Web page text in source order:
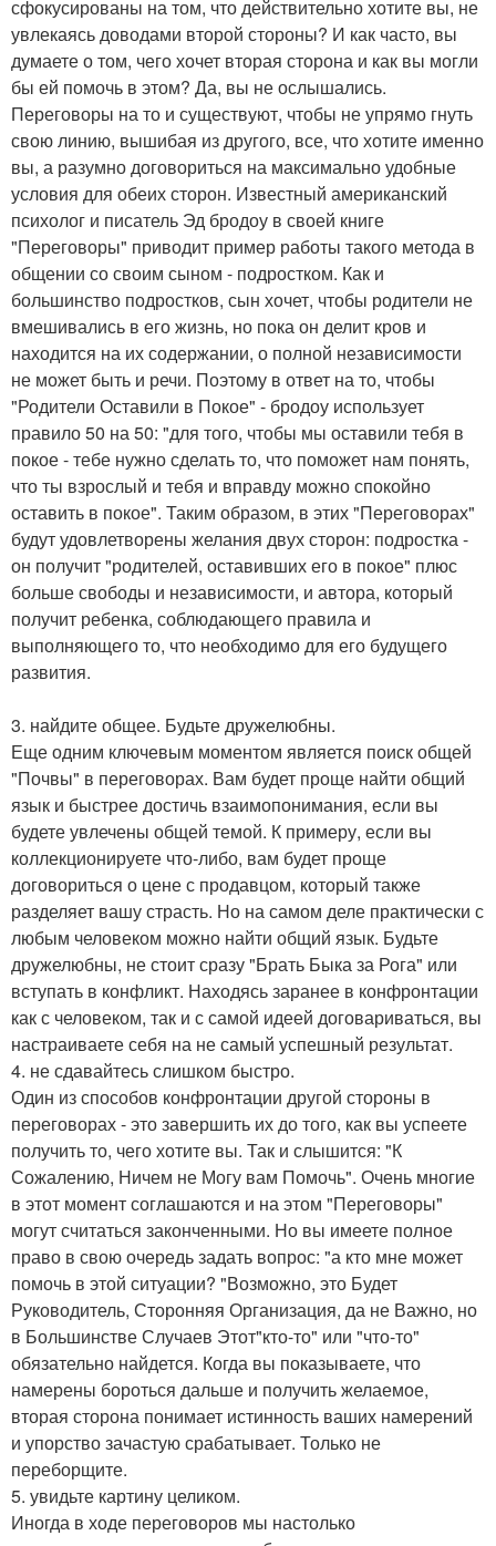
сфокусированы на том, что действительно хотите вы, не
увлекаясь доводами второй стороны? И как часто, вы
думаете о том, чего хочет вторая сторона и как вы могли
бы ей помочь в этом? Да, вы не ослышались.
Переговоры на то и существуют, чтобы не упрямо гнуть
свою линию, вышибая из другого, все, что хотите именно
вы, а разумно договориться на максимально удобные
условия для обеих сторон. Известный американский
психолог и писатель Эд бродоу в своей книге
"Переговоры" приводит пример работы такого метода в
общении со своим сыном - подростком. Как и
большинство подростков, сын хочет, чтобы родители не
вмешивались в его жизнь, но пока он делит кров и
находится на их содержании, о полной независимости
не может быть и речи. Поэтому в ответ на то, чтобы
"Родители Оставили в Покое" - бродоу использует
правило 50 на 50: "для того, чтобы мы оставили тебя в
покое - тебе нужно сделать то, что поможет нам понять,
что ты взрослый и тебя и вправду можно спокойно
оставить в покое". Таким образом, в этих "Переговорах"
будут удовлетворены желания двух сторон: подростка -
он получит "родителей, оставивших его в покое" плюс
больше свободы и независимости, и автора, который
получит ребенка, соблюдающего правила и
выполняющего то, что необходимо для его будущего
развития.
3. найдите общее. Будьте дружелюбны.
Еще одним ключевым моментом является поиск общей
"Почвы" в переговорах. Вам будет проще найти общий
язык и быстрее достичь взаимопонимания, если вы
будете увлечены общей темой. К примеру, если вы
коллекционируете что-либо, вам будет проще
договориться о цене с продавцом, который также
разделяет вашу страсть. Но на самом деле практически с
любым человеком можно найти общий язык. Будьте
дружелюбны, не стоит сразу "Брать Быка за Рога" или
вступать в конфликт. Находясь заранее в конфронтации
как с человеком, так и с самой идеей договариваться, вы
настраиваете себя на не самый успешный результат.
4. не сдавайтесь слишком быстро.
Один из способов конфронтации другой стороны в
переговорах - это завершить их до того, как вы успеете
получить то, чего хотите вы. Так и слышится: "К
Сожалению, Ничем не Могу вам Помочь". Очень многие
в этот момент соглашаются и на этом "Переговоры"
могут считаться законченными. Но вы имеете полное
право в свою очередь задать вопрос: "а кто мне может
помочь в этой ситуации? "Возможно, это Будет
Руководитель, Сторонняя Организация, да не Важно, но
в Большинстве Случаев Этот"кто-то" или "что-то"
обязательно найдется. Когда вы показываете, что
намерены бороться дальше и получить желаемое,
вторая сторона понимает истинность ваших намерений
и упорство зачастую срабатывает. Только не
переборщите.
5. увидьте картину целиком.
Иногда в ходе переговоров мы настолько